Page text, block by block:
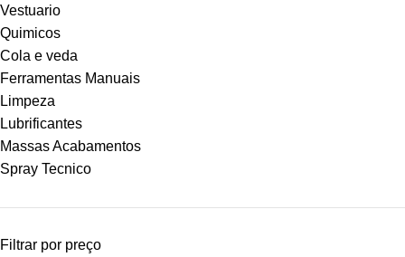
Vestuario
Quimicos
Cola e veda
Ferramentas Manuais
Limpeza
Lubrificantes
Massas Acabamentos
Spray Tecnico
Filtrar por preço